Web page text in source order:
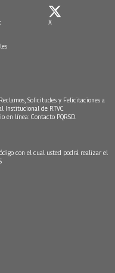
X
Solicitudes y Felicitaciones a
Institucional de RTVC
en línea: Contacto PQRSD.
con el cual usted podrá realizar el